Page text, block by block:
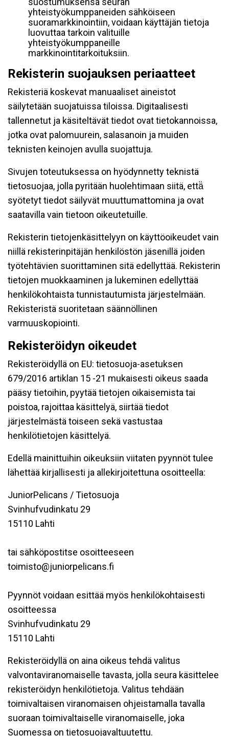
yhteistyökumppaneiden sähköiseen
suoramarkkinointiin, voidaan käyttäjän tietoja
luovuttaa tarkoin valituille
yhteistyökumppaneille
markkinointitarkoituksiin.
Rekisterin suojauksen periaatteet
Rekisteriä koskevat manuaaliset aineistot
säilytetään suojatuissa tiloissa. Digitaalisesti
tallennetut ja käsiteltävät tiedot ovat tietokannoissa,
jotka ovat palomuurein, salasanoin ja muiden
teknisten keinojen avulla suojattuja.
Sivujen toteutuksessa on hyödynnetty teknistä
tietosuojaa, jolla pyritään huolehtimaan siitä, että̈
syötetyt tiedot säilyvät muuttumattomina ja ovat
saatavilla vain tietoon oikeutetuille.
Rekisterin tietojenkäsittelyyn on käyttöoikeudet vain
niillä rekisterinpitäjän henkilöstön jäsenillä joiden
työtehtävien suorittaminen sitä edellyttää. Rekisterin
tietojen muokkaaminen ja lukeminen edellyttää
henkilökohtaista tunnistautumista järjestelmään.
Rekisteristä suoritetaan säännöllinen
varmuuskopiointi.
Rekisteröidyn oikeudet
Rekisteröidyllä on EU: tietosuoja-asetuksen
679/2016 artiklan 15 -21 mukaisesti oikeus saada
pääsy tietoihin, pyytää tietojen oikaisemista tai
poistoa, rajoittaa käsittelyä, siirtää tiedot
järjestelmästä toiseen sekä vastustaa
henkilötietojen käsittelyä.
Edellä mainittuihin oikeuksiin viitaten pyynnöt tulee
lähettää kirjallisesti ja allekirjoitettuna osoitteella:
JuniorPelicans / Tietosuoja
Svinhufvudinkatu 29
15110 Lahti
tai sähköpostitse osoitteeseen
toimisto@juniorpelicans.fi
Pyynnöt voidaan esittää myös henkilökohtaisesti
osoitteessa
Svinhufvudinkatu 29
15110 Lahti
Rekisteröidyllä on aina oikeus tehdä valitus
valvontaviranomaiselle tavasta, jolla seura käsittelee
rekisteröidyn henkilötietoja. Valitus tehdään
toimivaltaisen viranomaisen ohjeistamalla tavalla
suoraan toimivaltaiselle viranomaiselle, joka
Suomessa on tietosuojavaltuutettu.